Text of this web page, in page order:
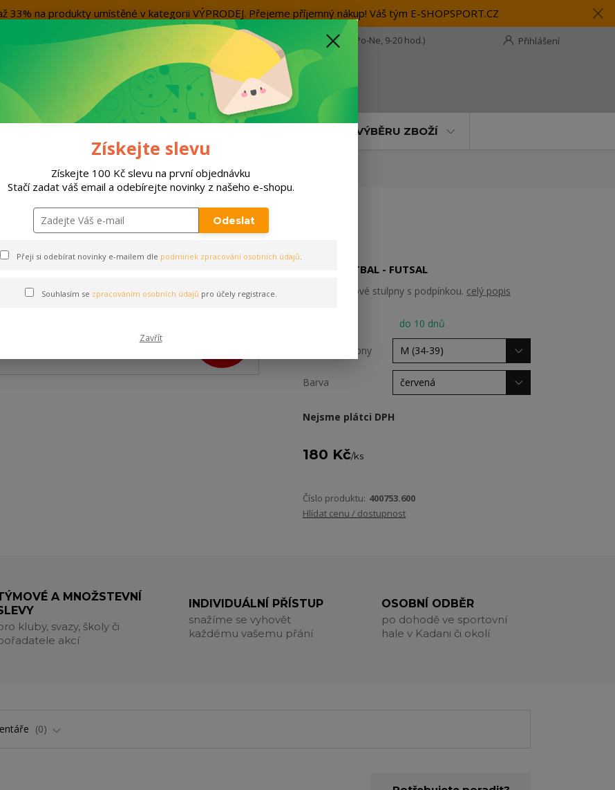
33% na produkty umístěné v kategorii VÝPRODEJ. Přejeme příjemný nákup! Váš tým E-SHOPSPORT.CZ
Více Přihlášení
Hledat
Nevíte si rady? Zavolejte. +420 728 118 114 (Po-Ne, 9-20 hod.)
POMOC PŘI VÝBĚRU ZBOŽÍ
Stulpny STULPNY JOMA LEG II | ČERVENÁ
| ČERVENÁ
MUŽI - FOTBAL - FUTSAL
Bezponožkové stulpny s podpínkou. celý popis
do 10 dnů
Velikost stulpny
Barva
Nejsme plátci DPH
180 Kč/ks
Číslo produktu: 400753.600
Hlídat cenu / dostupnost
A MNOŽSTEVNÍ
kluby, svazy, školy či
akcí
INDIVIDUÁLNÍ PŘÍSTUP
snažíme se vyhovět
každému vašemu přání
OSOBNÍ ODBĚR
po dohodě ve sportovní
hale v Kadani či okolí
0
Získejte slevu
Získejte 100 Kč slevu na první objednávku
Stačí zadat váš email a odebírejte novinky z našeho e-shopu.
Odeslat
Přeji si odebírat novinky e-mailem dle podmínek zpracování osobních údajů.
Souhlasím se zpracováním osobních údajů pro účely registrace.
Zavřít